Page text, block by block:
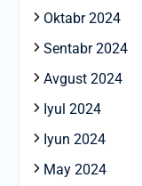
Oktabr 2024
Sentabr 2024
Avgust 2024
Iyul 2024
Iyun 2024
May 2024